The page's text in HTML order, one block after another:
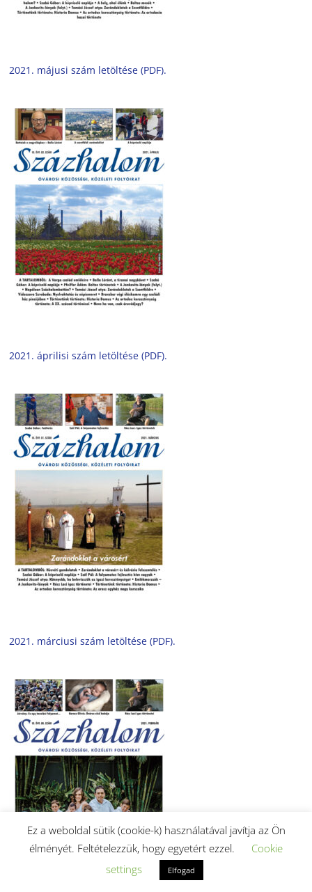
2021. májusi szám letöltése (PDF).
2021. áprilisi szám letöltése (PDF).
2021. márciusi szám letöltése (PDF).
Ez a weboldal sütik (cookie-k) használatával javítja az Ön
élményét. Feltételezzük, hogy egyetért ezzel.
Cookie
settings
Elfogad